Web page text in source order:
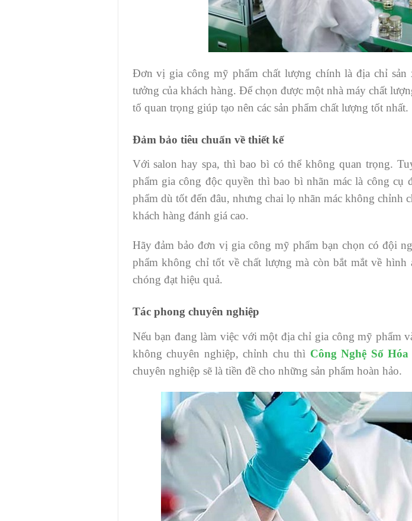
Đơn vị gia công mỹ phẩm chất lượng chính là địa chỉ sản
tưởng của khách hàng. Để chọn được một nhà máy chất
tố quan trọng giúp tạo nên các sản phẩm chất lượng tốt nhất.
Đảm bảo tiêu chuẩn về thiết kế
Với salon hay spa, thì bao bì có thể không quan trọng.
phẩm gia công độc quyền thì bao bì nhãn mác là công cụ
phẩm dù tốt đến đâu, nhưng chai lọ nhãn mác không chỉnh
khách hàng đánh giá cao.
Hãy đảm bảo đơn vị gia công mỹ phẩm bạn chọn có đội
phẩm không chỉ tốt về chất lượng mà còn bắt mắt về hình
chóng đạt hiệu quả.
Tác phong chuyên nghiệp
Nếu bạn đang làm việc với một địa chỉ gia công mỹ phẩm
không chuyên nghiệp, chỉnh chu thì Công Nghệ Số Hóa
chuyên nghiệp sẽ là tiền đề cho những sản phẩm hoàn hảo.